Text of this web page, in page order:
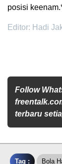
posisi
Editor: Hadi
Follow
terbaru
Tag : Bola